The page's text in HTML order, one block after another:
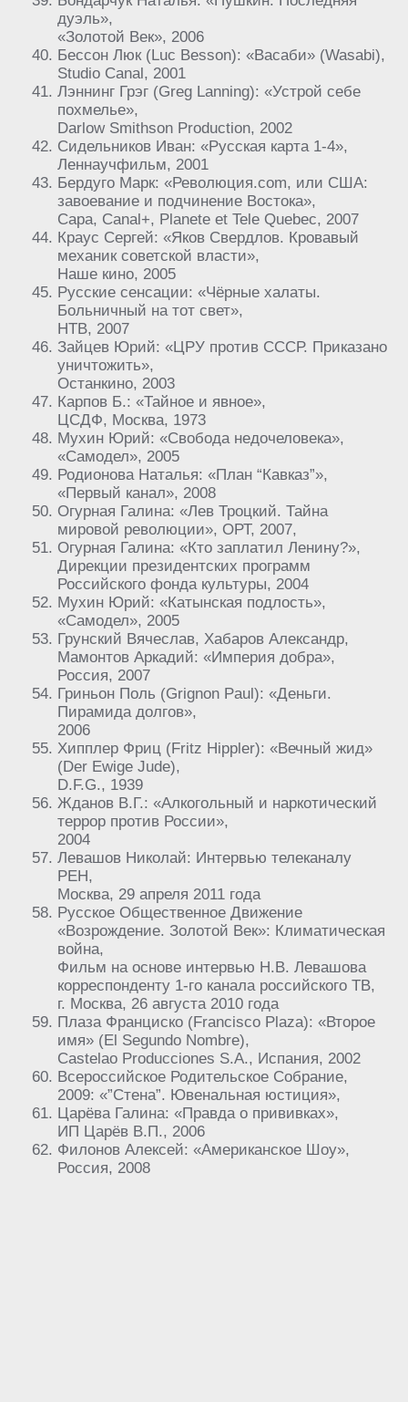
дуэль»,
«Золотой Век», 2006
Бессон Люк (Luc Besson): «Васаби» (Wasabi),
Studio Canal, 2001
Лэннинг Грэг (Greg Lanning): «Устрой себе
похмелье»,
Darlow Smithson Production, 2002
Сидельников Иван: «Русская карта 1-4»,
Леннаучфильм, 2001
Бердуго Марк: «Революция.com, или США:
завоевание и подчинение Востока»,
Capa, Canal+, Planete et Tele Quebec, 2007
Краус Сергей: «Яков Свердлов. Кровавый
механик советской власти»,
Наше кино, 2005
Русские сенсации: «Чёрные халаты.
Больничный на тот свет»,
НТВ, 2007
Зайцев Юрий: «ЦРУ против СССР. Приказано
уничтожить»,
Останкино, 2003
Карпов Б.: «Тайное и явное»,
ЦСДФ, Москва, 1973
Мухин Юрий: «Свобода недочеловека»,
«Самодел», 2005
Родионова Наталья: «План “Кавказ”»,
«Первый канал», 2008
Огурная Галина: «Лев Троцкий. Тайна
мировой революции», ОРТ, 2007,
Огурная Галина: «Кто заплатил Ленину?»,
Дирекции президентских программ
Российского фонда культуры, 2004
Мухин Юрий: «Катынская подлость»,
«Самодел», 2005
Грунский Вячеслав, Хабаров Александр,
Мамонтов Аркадий: «Империя добра»,
Россия, 2007
Гриньон Поль (Grignon Paul): «Деньги.
Пирамида долгов»,
2006
Хипплер Фриц (Fritz Hippler): «Вечный жид»
(Der Ewige Jude),
D.F.G., 1939
Жданов В.Г.: «Алкогольный и наркотический
террор против России»,
2004
Левашов Николай: Интервью телеканалу
РЕН,
Москва, 29 апреля 2011 года
Русское Общественное Движение
«Возрождение. Золотой Век»: Климатическая
война,
Фильм на основе интервью Н.В. Левашова
корреспонденту 1-го канала российского ТВ,
г. Москва, 26 августа 2010 года
Плаза Франциско (Francisco Plaza): «Второе
имя» (El Segundo Nombre),
Castelao Producciones S.A., Испания, 2002
Всероссийское Родительское Собрание,
2009: «”Стена”. Ювенальная юстиция»,
Царёва Галина: «Правда о прививках»,
ИП Царёв В.П., 2006
Филонов Алексей: «Американское Шоу»,
Россия, 2008